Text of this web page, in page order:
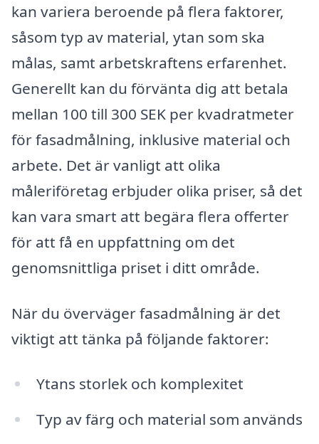
kan variera beroende på flera faktorer,
såsom typ av material, ytan som ska
målas, samt arbetskraftens erfarenhet.
Generellt kan du förvänta dig att betala
mellan 100 till 300 SEK per kvadratmeter
för fasadmålning, inklusive material och
arbete. Det är vanligt att olika
måleriföretag erbjuder olika priser, så det
kan vara smart att begära flera offerter
för att få en uppfattning om det
genomsnittliga priset i ditt område.
När du överväger fasadmålning är det
viktigt att tänka på följande faktorer:
Ytans storlek och komplexitet
Typ av färg och material som används